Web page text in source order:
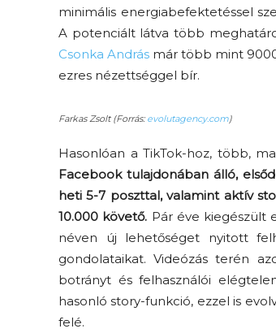
minimális energiabefektetéssel
A potenciált látva több
Csonka András már több mint
ezres nézettséggel bír.
Farkas Zsolt (Forrás: evolutagency.com)
Hasonlóan a TikTok-hoz, több,
Facebook tulajdonában álló,
heti 5-7 poszttal, valamint aktív
10.000 követő. Pár éve kiegészült
néven új lehetőséget nyitott
gondolataikat. Videózás terén
botrányt és felhasználói
hasonló story-funkció, ezzel is
felé.